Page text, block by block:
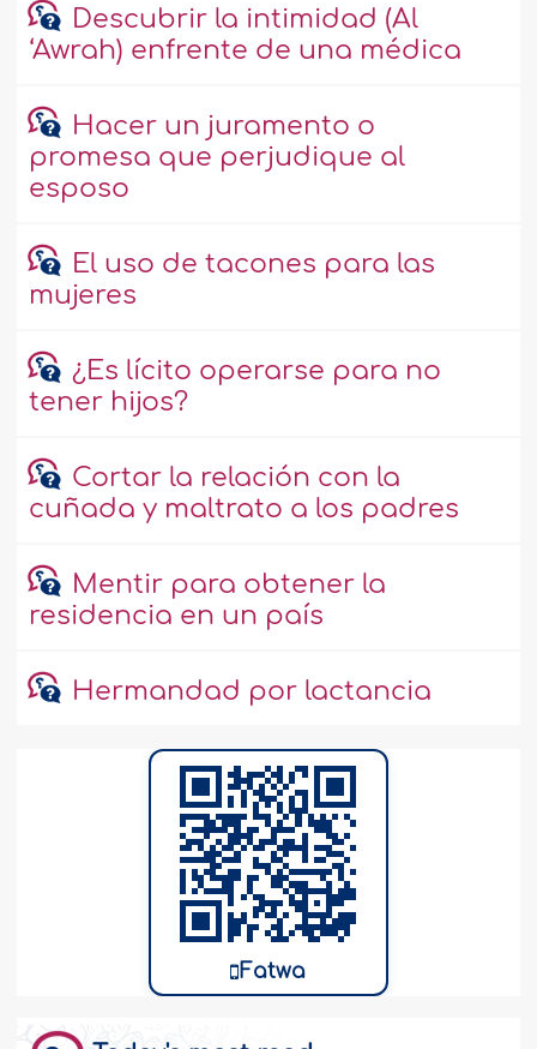
Descubrir la intimidad (Al
‘Awrah) enfrente de una médica
Hacer un juramento o
promesa que perjudique al
esposo
El uso de tacones para las
mujeres
¿Es lícito operarse para no
tener hijos?
Cortar la relación con la
cuñada y maltrato a los padres
Mentir para obtener la
residencia en un país
Hermandad por lactancia
Fatwa